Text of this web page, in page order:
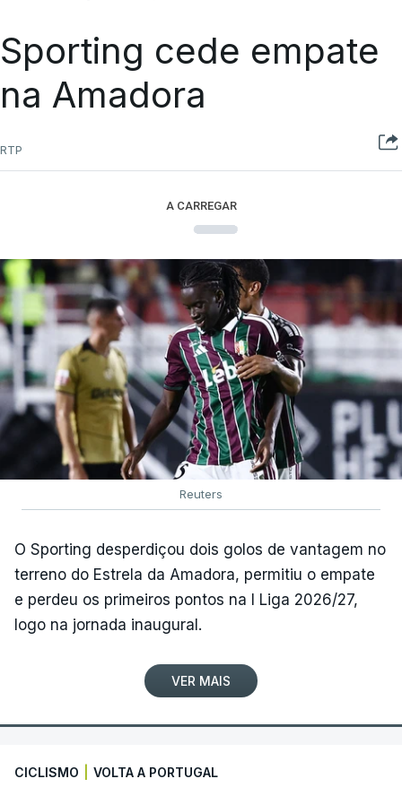
Sporting cede empate
na Amadora
RTP
A CARREGAR
Reuters
O Sporting desperdiçou dois golos de vantagem no
terreno do Estrela da Amadora, permitiu o empate
e perdeu os primeiros pontos na I Liga 2026/27,
logo na jornada inaugural.
VER MAIS
CICLISMO VOLTA A PORTUGAL